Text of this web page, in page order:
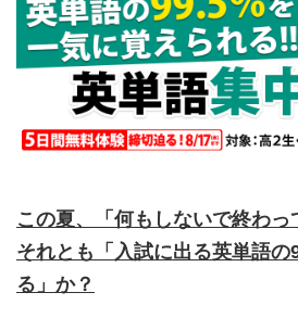
この夏、「何もしないで終わっ
それとも「入試に出る英単語の
る」か？